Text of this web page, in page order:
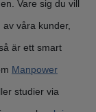
Vare sig du vill
våra kunder,
är ett smart
Manpower
studier via